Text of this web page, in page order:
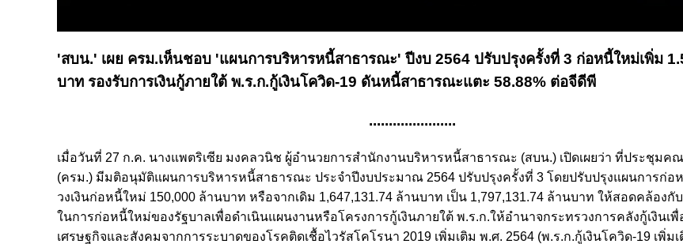
'สบน.' เผย ครม.เห็นชอบ 'แผนการบริหารหนี้สาธารณะ' ปีงบ 2564 ปรับปรุงครั้งที่ 3 ก่อหนี้ใหม่เพิ่ม
บาท รองรับการเงินกู้ภายใต้ พ.ร.ก.กู้เงินโควิด-19 ดันหนี้สาธารณะแตะ 58.88% ต่อจีดีพี
......................
เมื่อวันที่ 27 ก.ค. นางแพตริเซีย มงคลวนิช ผู้อำนวยการสำนักงานบริหารหนี้สาธารณะ (สบน.) เปิดเผยว่า ที่ประชุมค
(ครม.) มีมติอนุมัติแผนการบริหารหนี้สาธารณะ ประจำปีงบประมาณ 2564 ปรับปรุงครั้งที่ 3 โดยปรับปรุงแผนการก่อ
วงเงินก่อหนี้ใหม่ 150,000 ล้านบาท หรือจากเดิม 1,647,131.74 ล้านบาท เป็น 1,797,131.74 ล้านบาท ให้สอดคล้องกั
ในการก่อหนี้ใหม่ของรัฐบาลเพื่อดำเนินแผนงานหรือโครงการกู้เงินภายใต้ พ.ร.ก.ให้อำนาจกระทรวงการคลังกู้เงินเ
เศรษฐกิจและสังคมจากการระบาดของโรคติดเชื้อไวรัสโคโรนา 2019 เพิ่มเติม พ.ศ. 2564 (พ.ร.ก.กู้เงินโควิด-19 เพิ่ม